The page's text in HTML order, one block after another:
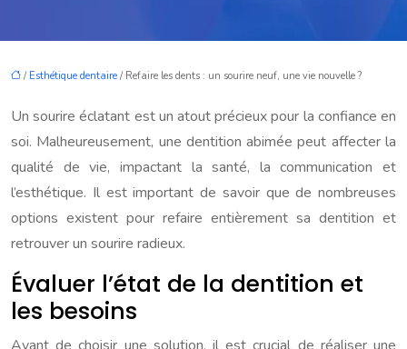
/ Esthétique dentaire / Refaire les dents : un sourire neuf, une vie nouvelle ?
Un sourire éclatant est un atout précieux pour la confiance en
soi. Malheureusement, une dentition abimée peut affecter la
qualité de vie, impactant la santé, la communication et
l’esthétique. Il est important de savoir que de nombreuses
options existent pour refaire entièrement sa dentition et
retrouver un sourire radieux.
Évaluer l’état de la dentition et
les besoins